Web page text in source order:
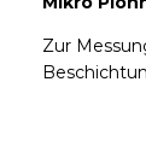
Zur